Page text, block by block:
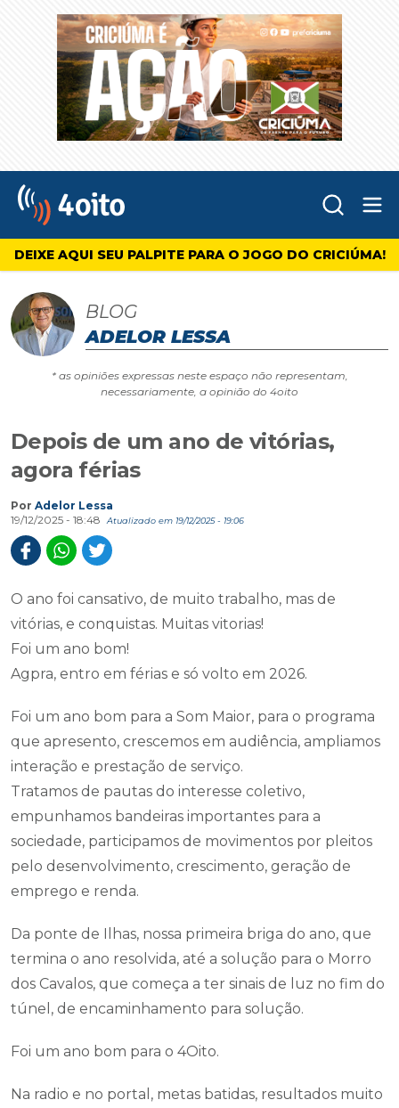
4oito
DEIXE AQUI SEU PALPITE PARA O JOGO DO CRICIÚMA!
BLOG
ADELOR LESSA
* as opiniões expressas neste espaço não representam,
necessariamente, a opinião do 4oito
Depois de um ano de vitórias,
agora férias
Por Adelor Lessa
19/12/2025 - 18:48
Atualizado em 19/12/2025 - 19:06
O ano foi cansativo, de muito trabalho, mas de
vitórias, e conquistas. Muitas vitorias!
Foi um ano bom!
Agpra, entro em férias e só volto em 2026.
Foi um ano bom para a Som Maior, para o programa
que apresento, crescemos em audiência, ampliamos
interação e prestação de serviço.
Tratamos de pautas do interesse coletivo,
empunhamos bandeiras importantes para a
sociedade, participamos de movimentos por pleitos
pelo desenvolvimento, crescimento, geração de
emprego e renda.
Da ponte de Ilhas, nossa primeira briga do ano, que
termina o ano resolvida, até a solução para o Morro
dos Cavalos, que começa a ter sinais de luz no fim do
túnel, de encaminhamento para solução.
Foi um ano bom para o 4Oito.
Na radio e no portal, metas batidas, resultados muito